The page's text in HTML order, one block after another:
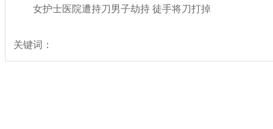
女护士医院遭持刀男子劫持 徒手将刀打掉
关键词：